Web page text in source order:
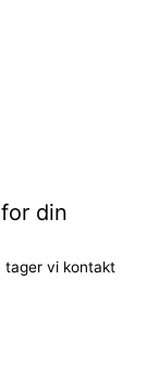
din
tager vi kontakt